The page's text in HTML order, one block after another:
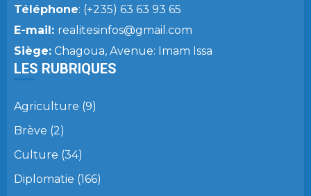
Téléphone: (+235) 63 63 93 65
E-mail: realitesinfos@gmail.com
Siège: Chagoua, Avenue: Imam Issa
LES RUBRIQUES
Agriculture (9)
Brève (2)
Culture (34)
Diplomatie (166)